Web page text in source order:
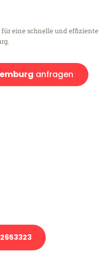
eine schnelle und effiziente
anfragen